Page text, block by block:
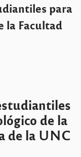
para
la Facultad
de la
de la UNC